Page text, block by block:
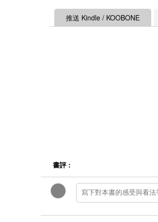
推送 Kindle / KOOBONE
書評 :